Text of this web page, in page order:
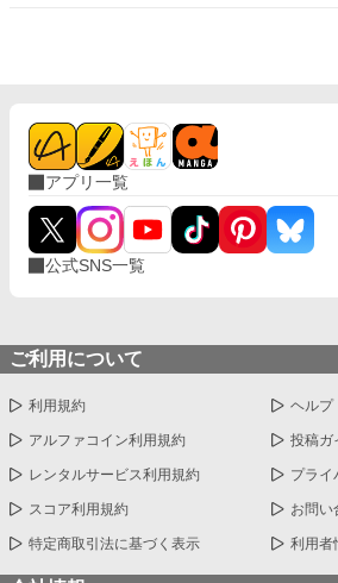
アプリ一覧
公式SNS一覧
ご利用について
利用規約 ヘルプ
アルファコイン利用規約 投稿ガ
レンタルサービス利用規約 プライ
スコア利用規約 お問い
特定商取引法に基づく表示 利用者